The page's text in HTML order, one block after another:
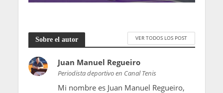
Sobre el autor VER TODOS LOS POST
Juan Manuel Regueiro
Periodista deportivo en Canal Tenis
Mi nombre es Juan Manuel Regueiro,